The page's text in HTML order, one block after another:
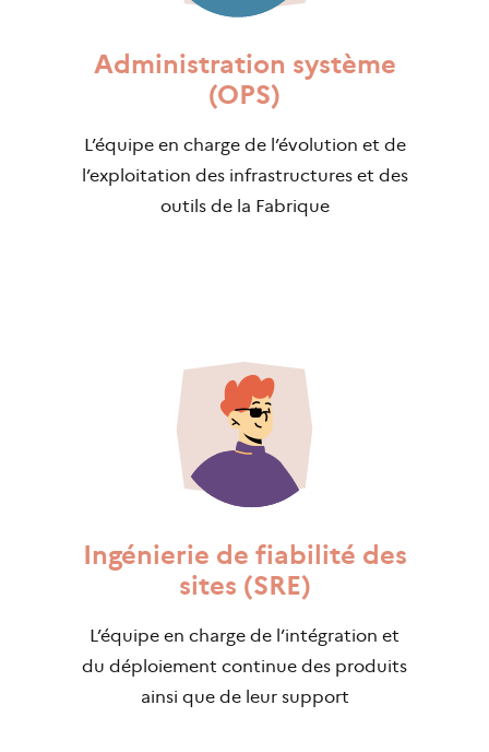
Administration système
(OPS)
L’équipe en charge de l’évolution et de
l’exploitation des infrastructures et des
outils de la Fabrique
Ingénierie de fiabilité des
sites (SRE)
L’équipe en charge de l’intégration et
du déploiement continue des produits
ainsi que de leur support